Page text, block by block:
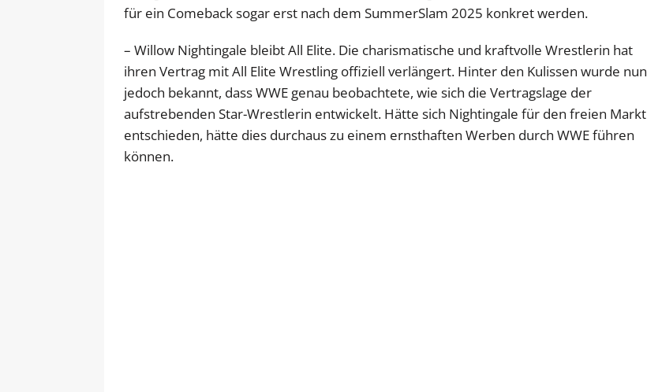
für ein Comeback sogar erst nach dem SummerSlam 2025 konkret werden.
– Willow Nightingale bleibt All Elite. Die charismatische und kraftvolle Wrestlerin hat
ihren Vertrag mit All Elite Wrestling offiziell verlängert. Hinter den Kulissen wurde nun
jedoch bekannt, dass WWE genau beobachtete, wie sich die Vertragslage der
aufstrebenden Star-Wrestlerin entwickelt. Hätte sich Nightingale für den freien Markt
entschieden, hätte dies durchaus zu einem ernsthaften Werben durch WWE führen
können.